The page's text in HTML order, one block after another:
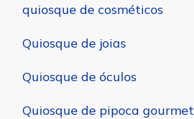
quiosque de cosméticos
Quiosque de joias
Quiosque de óculos
Quiosque de pipoca gourmet